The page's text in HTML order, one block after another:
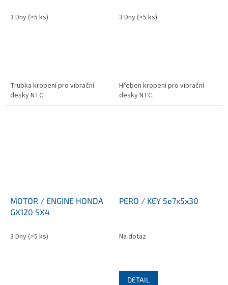
3 Dny(>5 ks)
Trubka kropení pro vibrační
desky NTC.
3 Dny(>5 ks)
Hřeben kropení pro vibrační
desky NTC.
MOTOR / ENGINE HONDA
GX120 SX4
3 Dny(>5 ks)
PERO / KEY 5e7x5x30
Na dotaz
DETAIL